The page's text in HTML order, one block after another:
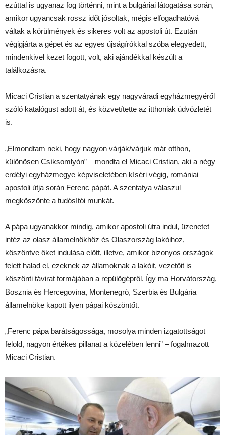
ezúttal is ugyanaz fog történni, mint a bulgáriai látogatása során,
amikor ugyancsak rossz időt jósoltak, mégis elfogadhatóvá
váltak a körülmények és sikeres volt az apostoli út. Ezután
végigjárta a gépet és az egyes újságírókkal szóba elegyedett,
mindenkivel kezet fogott, volt, aki ajándékkal készült a
találkozásra.
Micaci Cristian a szentatyának egy nagyváradi egyházmegyéről
szóló katalógust adott át, és közvetítette az itthoniak üdvözletét
is.
„Elmondtam neki, hogy nagyon várják/várjuk már otthon,
különösen Csíksomlyón” – mondta el Micaci Cristian, aki a négy
erdélyi egyházmegye képviseletében kíséri végig, romániai
apostoli útja során Ferenc pápát. A szentatya válaszul
megköszönte a tudósítói munkát.
A pápa ugyanakkor mindig, amikor apostoli útra indul, üzenetet
intéz az olasz államelnökhöz és Olaszország lakóihoz,
köszöntve őket indulása előtt, illetve, amikor bizonyos országok
felett halad el, ezeknek az államoknak a lakóit, vezetőit is
köszönti távirat formájában a repülőgépről. Így ma Horvátország,
Bosznia és Hercegovina, Montenegró, Szerbia és Bulgária
államelnöke kapott ilyen pápai köszöntőt.
„Ferenc pápa barátságossága, mosolya minden izgatottságot
felold, nagyon értékes pillanat a közelében lenni” – fogalmazott
Micaci Cristian.